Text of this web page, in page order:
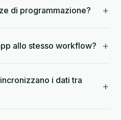
di programmazione? +
allo stesso workflow? +
i dati tra
+